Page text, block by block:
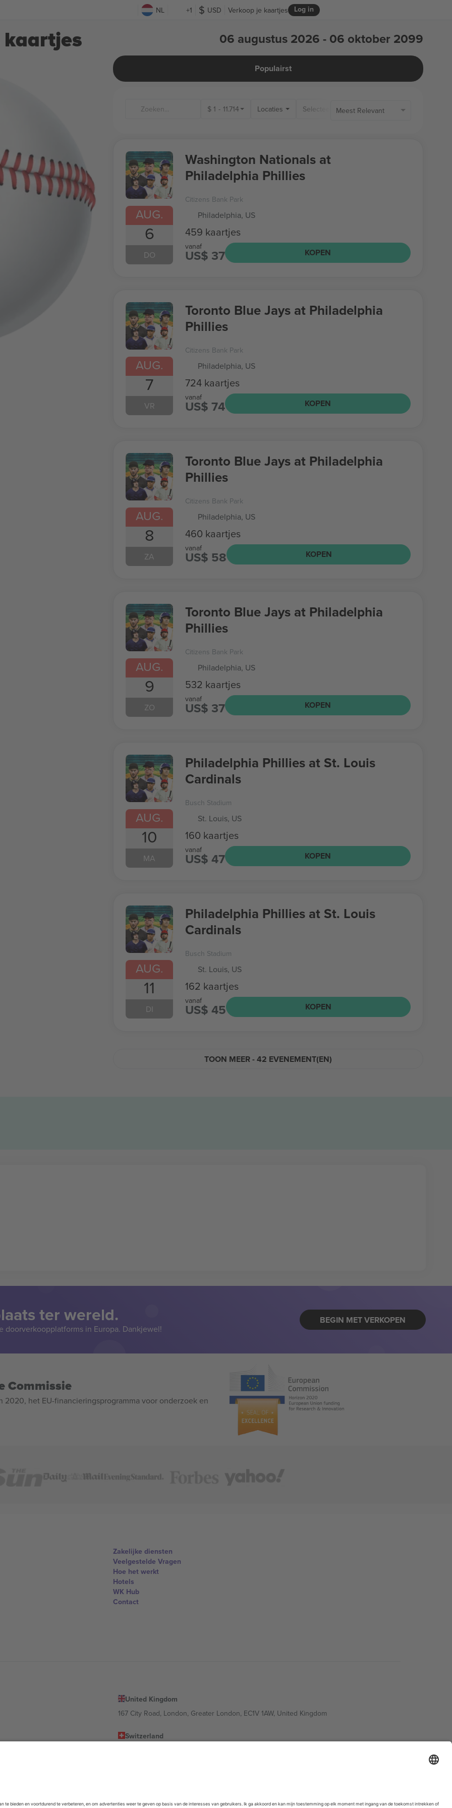
NL +1 USD Log in
Verkoop je kaartjes
06 augustus 2026 - 06 oktober 2099
Populairst
$ 1 - 11.714 Locaties Meest Relevant
AUG.
6
DO
Washington Nationals at
Philadelphia Phillies
Citizens Bank Park
Philadelphia, US
459 kaartjes
vanaf
US$ 37 KOPEN
AUG.
7
VR
Toronto Blue Jays at Philadelphia
Phillies
Citizens Bank Park
Philadelphia, US
724 kaartjes
vanaf
US$ 74 KOPEN
AUG.
8
ZA
Toronto Blue Jays at Philadelphia
Phillies
Citizens Bank Park
Philadelphia, US
460 kaartjes
vanaf
US$ 58 KOPEN
AUG.
9
ZO
Toronto Blue Jays at Philadelphia
Phillies
Citizens Bank Park
Philadelphia, US
532 kaartjes
vanaf
US$ 37 KOPEN
AUG.
10
MA
Philadelphia Phillies at St. Louis
Cardinals
Busch Stadium
St. Louis, US
160 kaartjes
vanaf
US$ 47 KOPEN
AUG.
11
DI
Philadelphia Phillies at St. Louis
Cardinals
Busch Stadium
St. Louis, US
162 kaartjes
vanaf
US$ 45 KOPEN
TOON MEER - 42 EVENEMENT(EN)
ter wereld.
in Europa. Dankjewel!
BEGIN MET VERKOPEN
Commissie
het EU-financieringsprogramma voor onderzoek en
Zakelijke diensten
Veelgestelde Vragen
Hoe het werkt
Hotels
WK Hub
Contact
United Kingdom
167 City Road, London, Greater London, EC1V 1AW, United Kingdom
Switzerland